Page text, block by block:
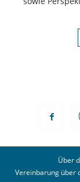
Über
Vereinbarung über